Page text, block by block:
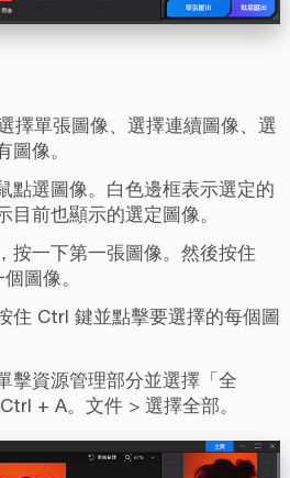
擇單張圖像、選擇連續圖像、選
像。
點選圖像。白色邊框表示選定的
目前也顯示的選定圖像。
按一下第一張圖像。然後按住
圖像。
住 Ctrl 鍵並點擊要選擇的每個圖
擊資源管理部分並選擇「全
+ A。文件 > 選擇全部。